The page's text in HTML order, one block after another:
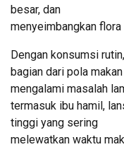
besar, dan
menyeimbangkan flora
Dengan konsumsi
bagian dari pola
mengalami masalah
termasuk ibu hamil,
tinggi yang sering
melewatkan waktu